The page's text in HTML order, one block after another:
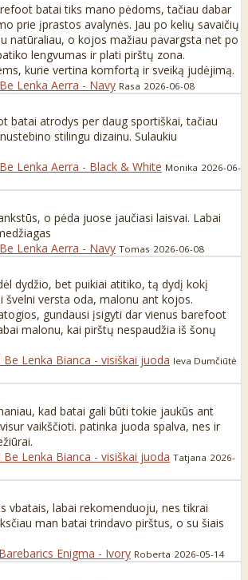
batai tiks mano pėdoms, tačiau dabar
prie įprastos avalynės. Jau po kelių savaičių
natūraliau, o kojos mažiau pavargsta net po
lengvumas ir plati pirštų zona.
kurie vertina komfortą ir sveiką judėjimą.
Lenka Aerra - Navy Rasa 2026-06-08
batai atrodys per daug sportiškai, tačiau
stilingu dizainu. Sulaukiu
Lenka Aerra - Black & White Monika 2026-06-
o pėda juose jaučiasi laisvai. Labai
Lenka Aerra - Navy Tomas 2026-06-08
dydžio, bet puikiai atitiko, tą dydį kokį
švelni versta oda, malonu ant kojos.
gundausi įsigyti dar vienus barefoot
malonu, kai pirštų nespaudžia iš šonų
Lenka Bianca - visiškai juoda Ieva Dumčiūtė
kad batai gali būti tokie jaukūs ant
vaikščioti. patinka juoda spalva, nes ir
Lenka Bianca - visiškai juoda Tatjana 2026-
vbatais, labai rekomenduoju, nes tikrai
man batai trindavo pirštus, o su šiais
Enigma - Ivory Roberta 2026-05-14